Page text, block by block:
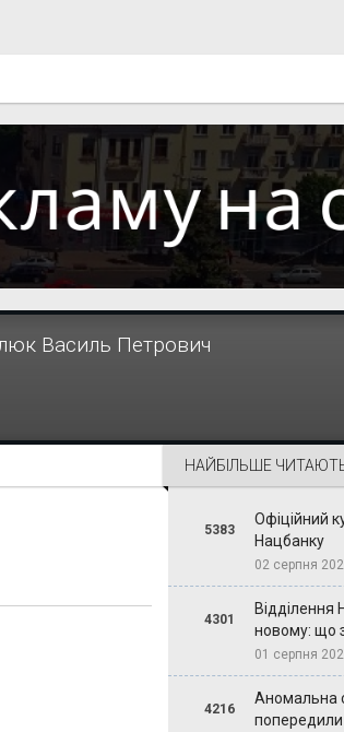
Василь Петрович
НАЙБІЛЬШЕ
5383
Офіційний
Нацбанку
02 серпня
4301
новому: що
01 серпня
4216
Аномальна
попередили